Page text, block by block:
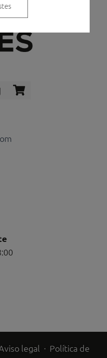
Shopping-
cart
legal · Política de